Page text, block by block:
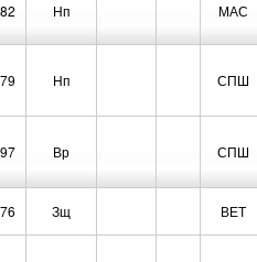
Нп МАС
Нп СПШ
Вр СПШ
Зщ ВЕТ